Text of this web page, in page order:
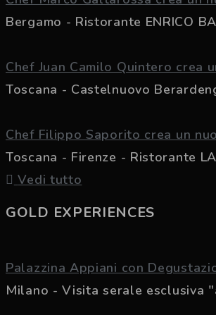
Bergamo - Ristorante ENRICO
Chef Juan Camilo Quintero crea
Toscana - Castelnuovo
Chef Filippo Saporito crea un
Toscana - Firenze - Ristorante LA
Vedi tutto
GOLD EXPERIENCES
Palazzina Appiani con
Milano - Visita serale esclusiva